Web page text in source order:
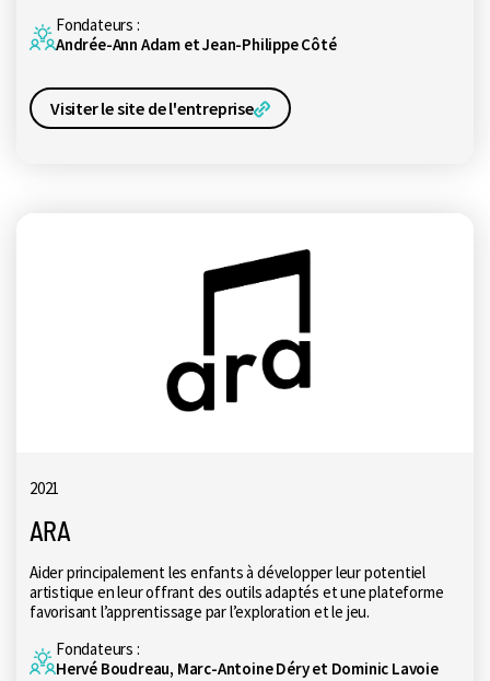
Fondateurs :
Andrée-Ann Adam et Jean-Philippe Côté
Visiter le site de l'entreprise
2021
ARA
Aider principalement les enfants à développer leur potentiel
artistique en leur offrant des outils adaptés et une plateforme
favorisant l’apprentissage par l’exploration et le jeu.
Fondateurs :
Hervé Boudreau, Marc-Antoine Déry et Dominic Lavoie